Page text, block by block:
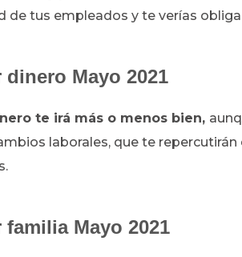
de tus empleados y te verías
dinero Mayo 2021
te irá más o menos bien,
laborales, que te
familia Mayo 2021